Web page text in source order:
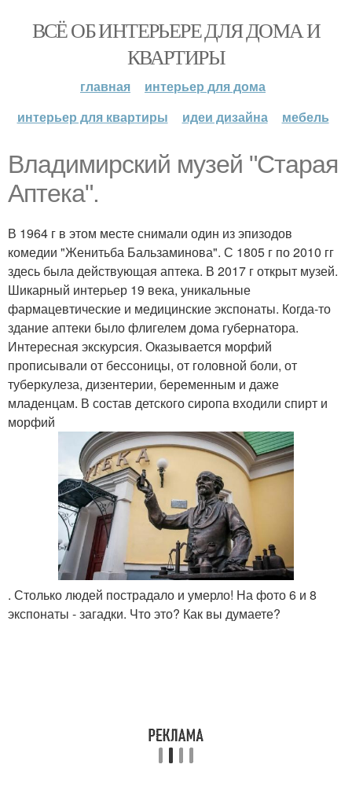
ВСЁ ОБ ИНТЕРЬЕРЕ ДЛЯ ДОМА И
КВАРТИРЫ
главная
интерьер для дома
интерьер для квартиры
идеи дизайна мебель
Владимирский музей "Старая
Аптека".
В 1964 г в этом месте снимали один из эпизодов
комедии "Женитьба Бальзаминова". С 1805 г по 2010 гг
здесь была действующая аптека. В 2017 г открыт музей.
Шикарный интерьер 19 века, уникальные
фармацевтические и медицинские экспонаты. Когда-то
здание аптеки было флигелем дома губернатора.
Интересная экскурсия. Оказывается морфий
прописывали от бессоницы, от головной боли, от
туберкулеза, дизентерии, беременным и даже
младенцам. В состав детского сиропа входили спирт и
морфий
. Столько людей пострадало и умерло! На фото 6 и 8
экспонаты - загадки. Что это? Как вы думаете?